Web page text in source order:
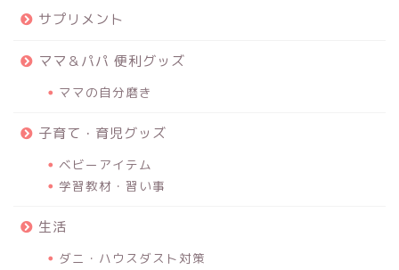
サプリメント
ママ＆パパ 便利グッズ
ママの自分磨き
子育て・育児グッズ
ベビーアイテム
学習教材・習い事
生活
ダニ・ハウスダスト対策